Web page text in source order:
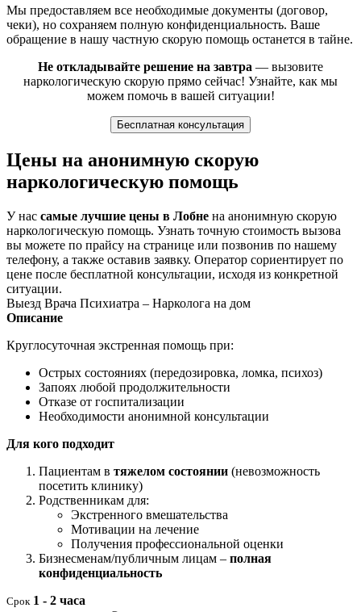
Мы предоставляем все необходимые документы (договор,
чеки), но сохраняем полную конфиденциальность. Ваше
обращение в нашу частную скорую помощь останется в тайне.
Не откладывайте решение на завтра — вызовите
наркологическую скорую прямо сейчас! Узнайте, как мы
можем помочь в вашей ситуации!
Бесплатная консультация
Цены на анонимную скорую
наркологическую помощь
У нас самые лучшие цены в Лобне на анонимную скорую
наркологическую помощь. Узнать точную стоимость вызова
вы можете по прайсу на странице или позвонив по нашему
телефону, а также оставив заявку. Оператор сориентирует по
цене после бесплатной консультации, исходя из конкретной
ситуации.
Выезд Врача Психиатра – Нарколога на дом
Описание
Круглосуточная экстренная помощь при:
Острых состояниях (передозировка, ломка, психоз)
Запоях любой продолжительности
Отказе от госпитализации
Необходимости анонимной консультации
Для кого подходит
Пациентам в тяжелом состоянии (невозможность
посетить клинику)
Родственникам для:
Экстренного вмешательства
Мотивации на лечение
Получения профессиональной оценки
Бизнесменам/публичным лицам – полная
конфиденциальность
Срок 1 - 2 часа